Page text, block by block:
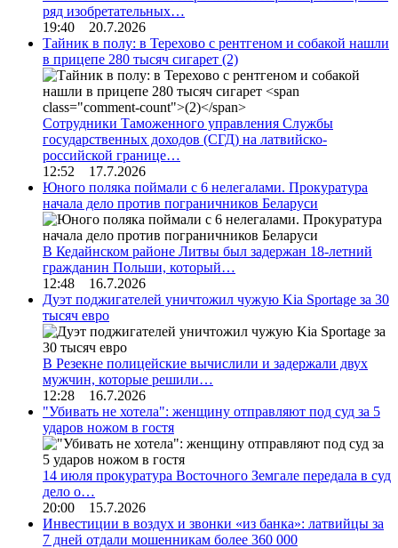
ряд изобретательных…
19:40 20.7.2026
Тайник в полу: в Терехово с рентгеном и собакой нашли
в прицепе 280 тысяч сигарет (2)
Сотрудники Таможенного управления Службы
государственных доходов (СГД) на латвийско-
российской границе…
12:52 17.7.2026
Юного поляка поймали с 6 нелегалами. Прокуратура
начала дело против пограничников Беларуси
В Кедайнском районе Литвы был задержан 18-летний
гражданин Польши, который…
12:48 16.7.2026
Дуэт поджигателей уничтожил чужую Kia Sportage за 30
тысяч евро
В Резекне полицейские вычислили и задержали двух
мужчин, которые решили…
12:28 16.7.2026
"Убивать не хотела": женщину отправляют под суд за 5
ударов ножом в гостя
14 июля прокуратура Восточного Земгале передала в суд
дело о…
20:00 15.7.2026
Инвестиции в воздух и звонки «из банка»: латвийцы за
7 дней отдали мошенникам более 360 000